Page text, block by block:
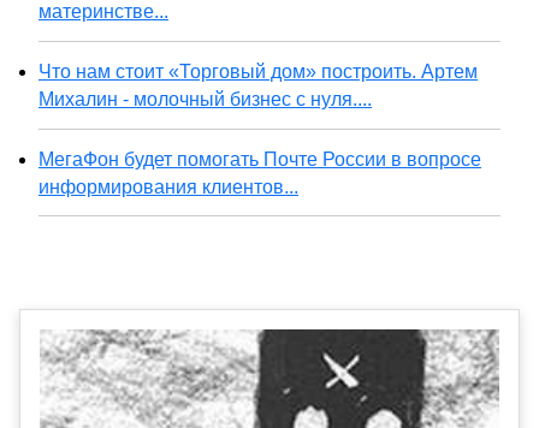
материнстве...
Что нам стоит «Торговый дом» построить. Артем
Михалин - молочный бизнес с нуля....
МегаФон будет помогать Почте России в вопросе
информирования клиентов...